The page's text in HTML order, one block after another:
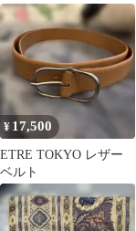
チャーム
¥ 17,500
ETRE TOKYO レザー
ベルト